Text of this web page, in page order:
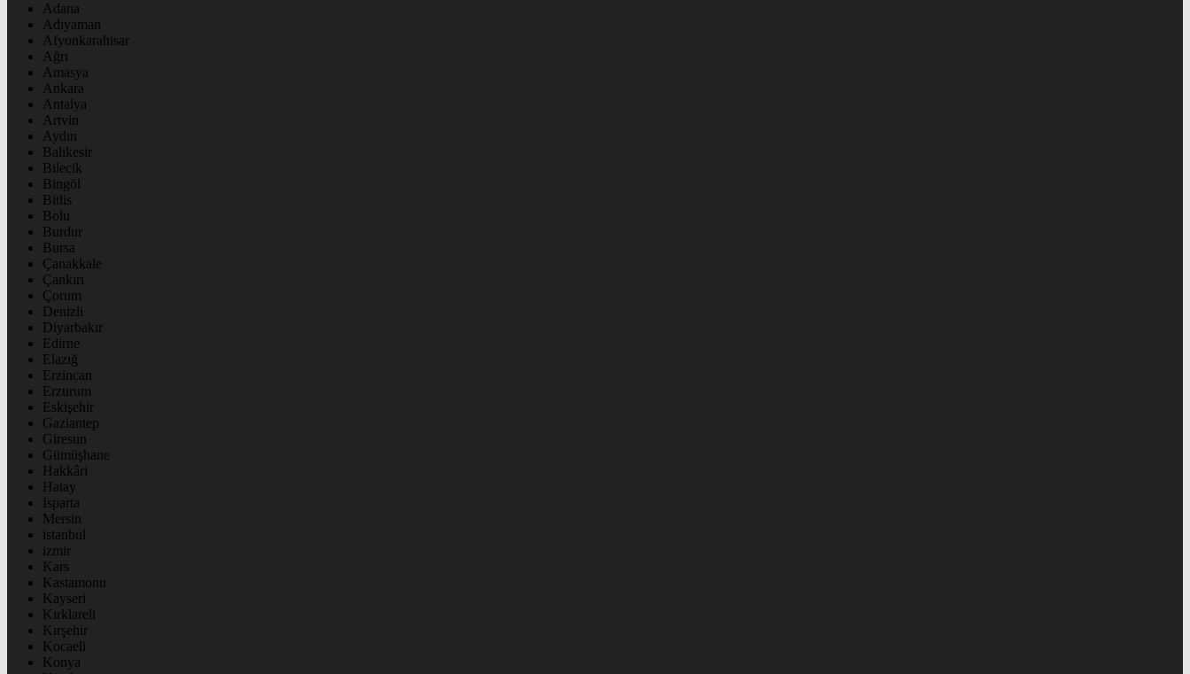
Adana
Adıyaman
Afyonkarahisar
Ağrı
Amasya
Ankara
Antalya
Artvin
Aydın
Balıkesir
Bilecik
Bingöl
Bitlis
Bolu
Burdur
Bursa
Çanakkale
Çankırı
Çorum
Denizli
Diyarbakır
Edirne
Elazığ
Erzincan
Erzurum
Eskişehir
Gaziantep
Giresun
Gümüşhane
Hakkâri
Hatay
Isparta
Mersin
istanbul
izmir
Kars
Kastamonu
Kayseri
Kırklareli
Kırşehir
Kocaeli
Konya